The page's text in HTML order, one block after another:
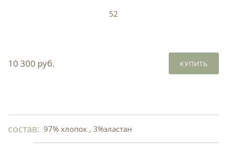
52
10 300 руб. КУПИТЬ
состав: 97% хлопок , 3%эластан